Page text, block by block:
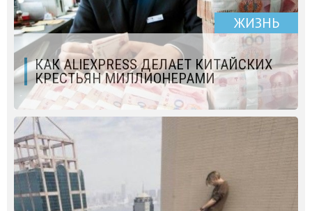
ЖИЗНЬ
КАК ALIEXPRESS ДЕЛАЕТ КИТАЙСКИХ
КРЕСТЬЯН МИЛЛИОНЕРАМИ